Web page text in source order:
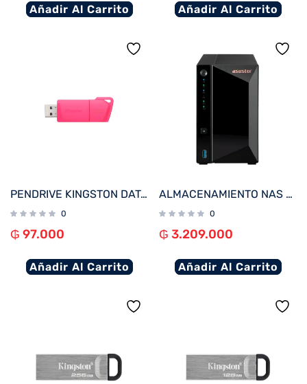
Añadir Al Carrito Añadir Al Carrito
PENDRIVE KINGSTON DATATRAVELER EXODIA M 128GB KC-U2L128-7LN USB-A ROSA
0
₲ 97.000
Añadir Al Carrito
ALMACENAMIENTO NAS ASUSTOR AS3302T V2 QC 1.7/2BAY/2G/1-GBLAN/3 USB3.2
0
₲ 3.209.000
Añadir Al Carrito